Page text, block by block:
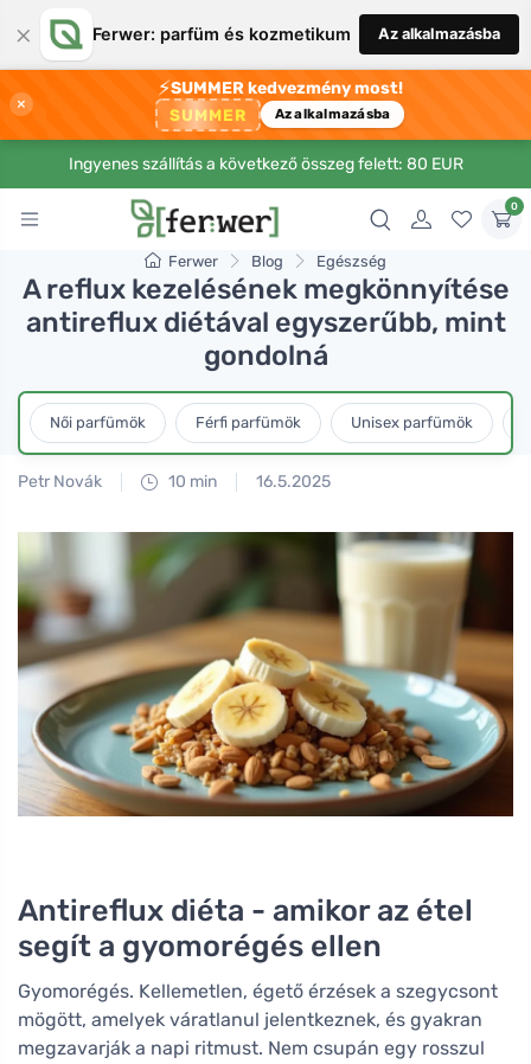
× Ferwer: parfüm és kozmetikum Az alkalmazásba
×
⚡SUMMER kedvezmény most!
SUMMER Az alkalmazásba
Ingyenes szállítás a következő összeg felett: 80 EUR
0
Ferwer Blog Egészség
A reflux kezelésének megkönnyítése
antireflux diétával egyszerűbb, mint
gondolná
Női parfümök Férfi parfümök Unisex parfümök
Petr Novák 10 min 16.5.2025
Antireflux diéta - amikor az étel
segít a gyomorégés ellen
Gyomorégés. Kellemetlen, égető érzések a szegycsont
mögött, amelyek váratlanul jelentkeznek, és gyakran
megzavarják a napi ritmust. Nem csupán egy rosszul